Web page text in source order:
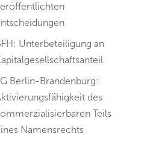
Unterbeteiligung an
Berlin-Brandenburg:
des
Teils
Namensrechts